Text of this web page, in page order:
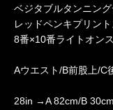
ベジタブルタンニン
レッドペンキプリン
8番×10番ライトオン
Aウエスト/B前股上/C
28in →A 82cm/B